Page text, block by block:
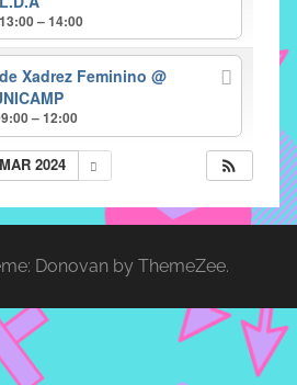
– 14:00
Xadrez Feminino@
– 12:00
2024
Donovan by ThemeZee.